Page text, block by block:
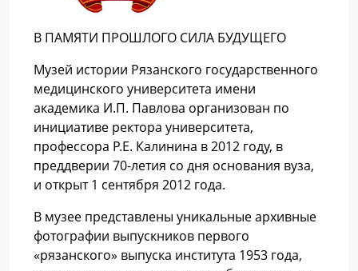
В ПАМЯТИ ПРОШЛОГО СИЛА БУДУЩЕГО
Музей истории Рязанского государственного
медицинского университета имени
академика И.П. Павлова организован по
инициативе ректора университета,
профессора Р.Е. Калинина в 2012 году, в
преддверии 70-летия со дня основания вуза,
и открыт 1 сентября 2012 года.
В музее представлены уникальные архивные
фотографии выпускников первого
«рязанского» выпуска института 1953 года,